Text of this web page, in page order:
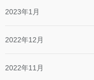
2023年1月
2022年12月
2022年11月